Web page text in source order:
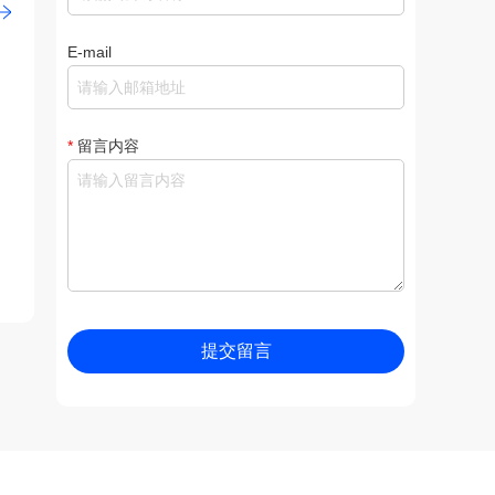
E-mail
* 留言内容
提交留言